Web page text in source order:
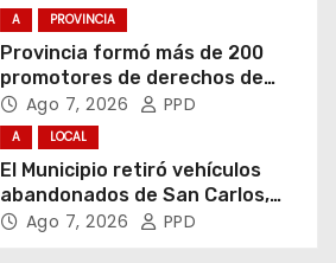
A PROVINCIA
Provincia formó más de 200
promotores de derechos de
niñas, niños y adolescentes
Ago 7, 2026 PPD
A LOCAL
El Municipio retiró vehículos
abandonados de San Carlos,
Olmos y el casco urbano
Ago 7, 2026 PPD